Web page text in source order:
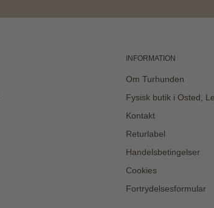
INFORMATION
Om Turhunden
Fysisk butik i Osted,
Kontakt
Returlabel
Handelsbetingelser
Cookies
Fortrydelsesformular